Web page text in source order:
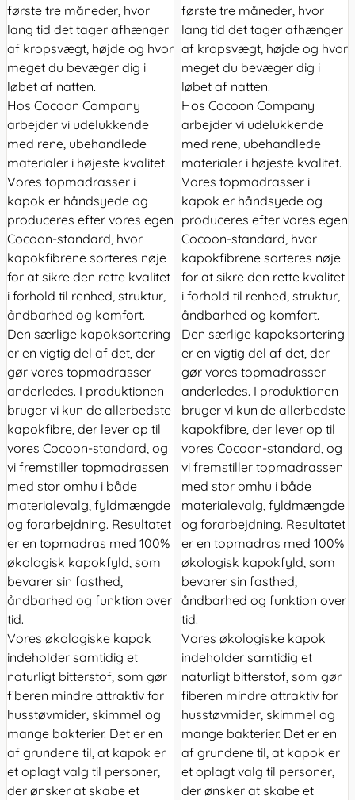
første tre måneder, hvor
lang tid det tager afhænger
af kropsvægt, højde og hvor
meget du bevæger dig i
løbet af natten.
Hos Cocoon Company
arbejder vi udelukkende
med rene, ubehandlede
materialer i højeste kvalitet.
Vores topmadrasser i
kapok er håndsyede og
produceres efter vores egen
Cocoon-standard, hvor
kapokfibrene sorteres nøje
for at sikre den rette kvalitet
i forhold til renhed, struktur,
åndbarhed og komfort.
Den særlige kapoksortering
er en vigtig del af det, der
gør vores topmadrasser
anderledes. I produktionen
bruger vi kun de allerbedste
kapokfibre, der lever op til
vores Cocoon-standard, og
vi fremstiller topmadrassen
med stor omhu i både
materialevalg, fyldmængde
og forarbejdning. Resultatet
er en topmadras med 100%
økologisk kapokfyld, som
bevarer sin fasthed,
åndbarhed og funktion over
tid.
Vores økologiske kapok
indeholder samtidig et
naturligt bitterstof, som gør
fiberen mindre attraktiv for
husstøvmider, skimmel og
mange bakterier. Det er en
af grundene til, at kapok er
et oplagt valg til personer,
der ønsker at skabe et
første tre måneder, hvor
lang tid det tager afhænger
af kropsvægt, højde og hvor
meget du bevæger dig i
løbet af natten.
Hos Cocoon Company
arbejder vi udelukkende
med rene, ubehandlede
materialer i højeste kvalitet.
Vores topmadrasser i
kapok er håndsyede og
produceres efter vores egen
Cocoon-standard, hvor
kapokfibrene sorteres nøje
for at sikre den rette kvalitet
i forhold til renhed, struktur,
åndbarhed og komfort.
Den særlige kapoksortering
er en vigtig del af det, der
gør vores topmadrasser
anderledes. I produktionen
bruger vi kun de allerbedste
kapokfibre, der lever op til
vores Cocoon-standard, og
vi fremstiller topmadrassen
med stor omhu i både
materialevalg, fyldmængde
og forarbejdning. Resultatet
er en topmadras med 100%
økologisk kapokfyld, som
bevarer sin fasthed,
åndbarhed og funktion over
tid.
Vores økologiske kapok
indeholder samtidig et
naturligt bitterstof, som gør
fiberen mindre attraktiv for
husstøvmider, skimmel og
mange bakterier. Det er en
af grundene til, at kapok er
et oplagt valg til personer,
der ønsker at skabe et